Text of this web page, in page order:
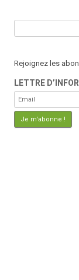
Rejoignez les
LETTRE